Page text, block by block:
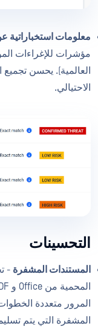
معلومات استخباراتية
مؤشرات للإغراءات
العالمية). يحسن
الاحتيالي.
التحسينات
المستندات المشفرة -
المرور متعددة
المشفرة التي يتم